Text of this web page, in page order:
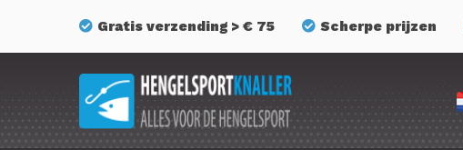
Gratis verzending > € 75 Scherpe prijzen